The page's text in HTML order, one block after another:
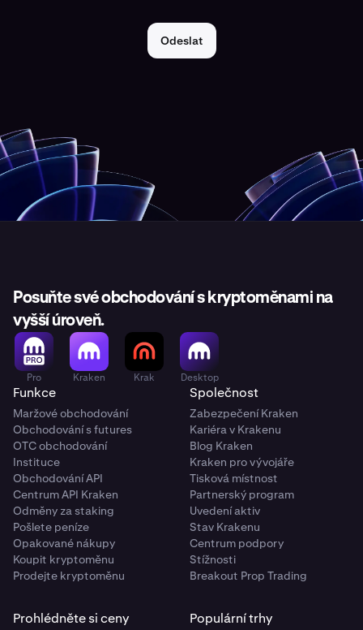
Odeslat
Posuňte své obchodování s kryptoměnami na
vyšší úroveň.
Pro Kraken Krak Desktop
Funkce
Maržové obchodování
Obchodování s futures
OTC obchodování
Instituce
Obchodování API
Centrum API Kraken
Odměny za staking
Pošlete peníze
Opakované nákupy
Koupit kryptoměnu
Prodejte kryptoměnu
Společnost
Zabezpečení Kraken
Kariéra v Krakenu
Blog Kraken
Kraken pro vývojáře
Tisková místnost
Partnerský program
Uvedení aktiv
Stav Krakenu
Centrum podpory
Stížnosti
Breakout Prop Trading
Prohlédněte si ceny Populární trhy